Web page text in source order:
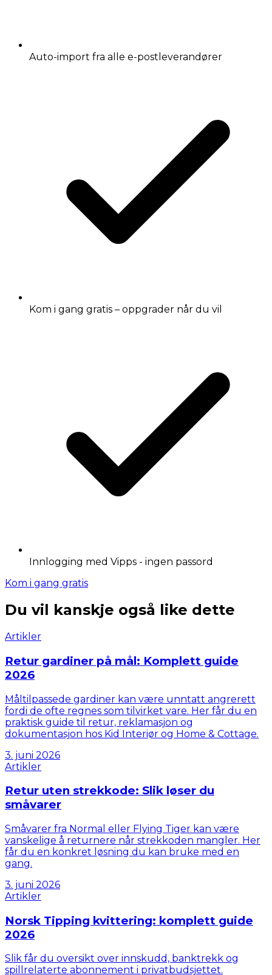
Auto-import fra alle e-postleverandører
Kom i gang gratis – oppgrader når du vil
Innlogging med Vipps - ingen passord
Kom i gang gratis
Du vil kanskje også like dette
Artikler
Retur gardiner på mål: Komplett guide
2026
Måltilpassede gardiner kan være unntatt angrerett
fordi de ofte regnes som tilvirket vare. Her får du en
praktisk guide til retur, reklamasjon og
dokumentasjon hos Kid Interiør og Home & Cottage.
3. juni 2026
Artikler
Retur uten strekkode: Slik løser du
småvarer
Småvarer fra Normal eller Flying Tiger kan være
vanskelige å returnere når strekkoden mangler. Her
får du en konkret løsning du kan bruke med en
gang.
3. juni 2026
Artikler
Norsk Tipping kvittering: komplett guide
2026
Slik får du oversikt over innskudd, banktrekk og
spillrelaterte abonnement i privatbudsjettet.